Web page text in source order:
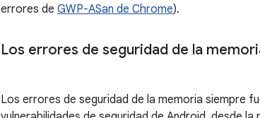
errores de GWP-ASan de Chrome).
Los errores de seguridad de la
Los errores de seguridad de la memoria siempre